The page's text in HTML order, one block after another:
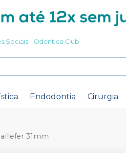
Sociais Odontica Club
Endodontia Cirurgia
31mm